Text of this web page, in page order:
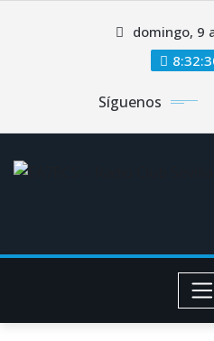
domingo, 9
Síguenos